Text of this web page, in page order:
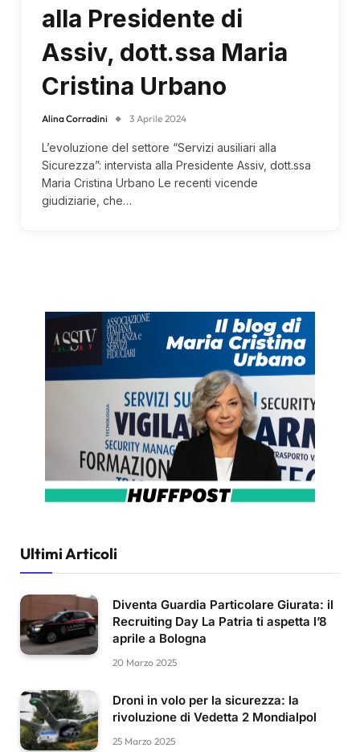
alla Presidente di
Assiv, dott.ssa Maria
Cristina Urbano
Alina Corradini 3 Aprile 2024
L’evoluzione del settore “Servizi ausiliari alla
Sicurezza”: intervista alla Presidente Assiv, dott.ssa
Maria Cristina Urbano Le recenti vicende
giudiziarie, che…
Ultimi Articoli
Diventa Guardia Particolare Giurata: il
Recruiting Day La Patria ti aspetta l’8
aprile a Bologna
20 Marzo 2025
Droni in volo per la sicurezza: la
rivoluzione di Vedetta 2 Mondialpol
25 Marzo 2025